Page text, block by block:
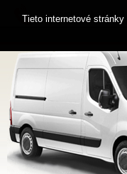
Zákaznícka linka
Tieto internetové